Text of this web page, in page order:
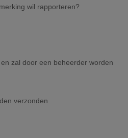
wil rapporteren?
zal door een beheerder worden
verzonden